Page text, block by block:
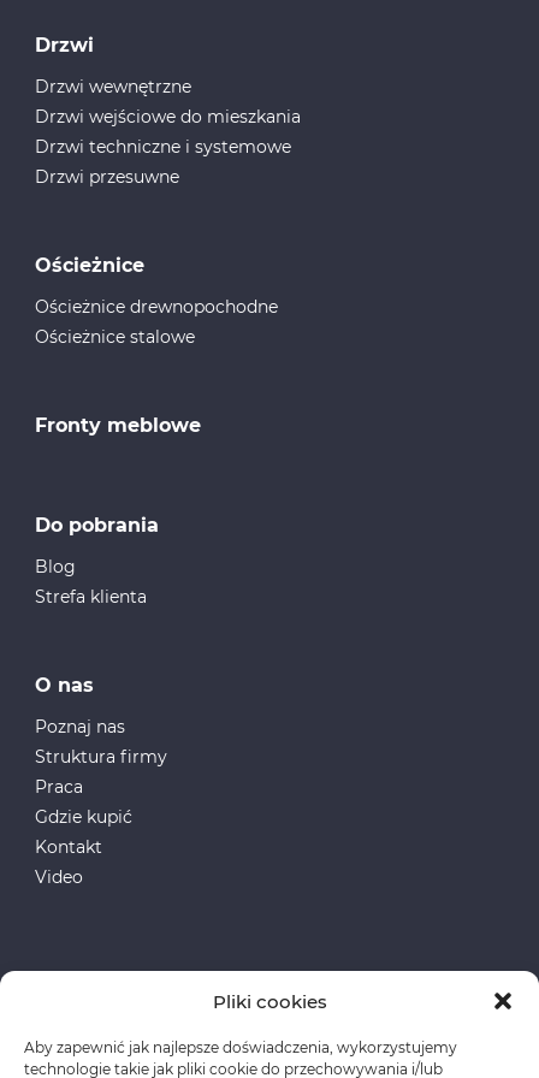
Pliki cookies
Aby zapewnić jak najlepsze doświadczenia, wykorzystujemy
technologie takie jak pliki cookie do przechowywania i/lub
Drzwi
Drzwi wewnętrzne
Drzwi wejściowe do mieszkania
Drzwi techniczne i systemowe
Drzwi przesuwne
Ościeżnice
Ościeżnice drewnopochodne
Ościeżnice stalowe
Fronty meblowe
Do pobrania
Blog
Strefa klienta
O nas
Poznaj nas
Struktura firmy
Praca
Gdzie kupić
Kontakt
Video
Fundusze Europejskie